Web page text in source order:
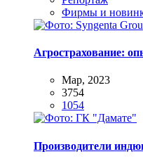
Фирмы и
Агрострахование:
Мар, 2023
3754
1054
Производители